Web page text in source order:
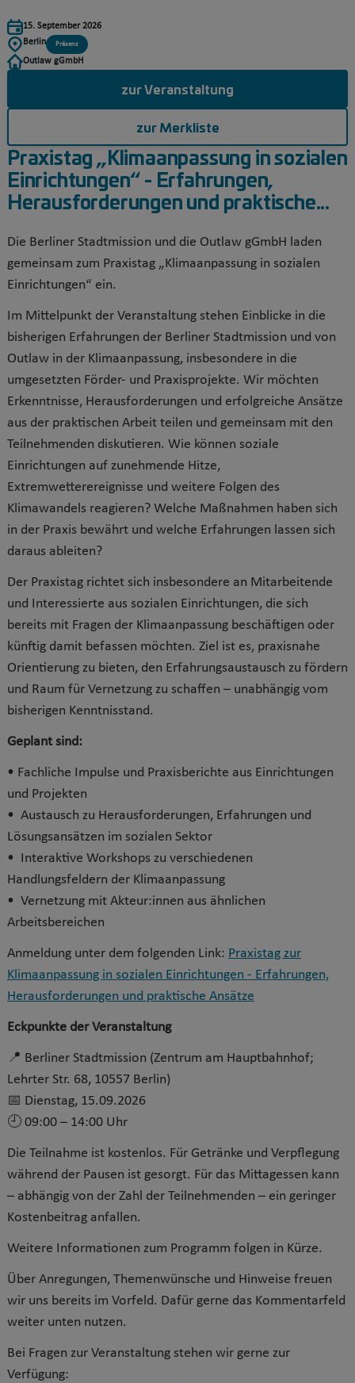
Praxistag „Klimaanpassung in sozialen
Einrichtungen“ - Erfahrungen,
Herausforderungen und praktische...
Die Berliner Stadtmission und die Outlaw gGmbH laden
gemeinsam zum Praxistag „Klimaanpassung in sozialen
Einrichtungen“ ein.
Im Mittelpunkt der Veranstaltung stehen Einblicke in die
bisherigen Erfahrungen der Berliner Stadtmission und von
Outlaw in der Klimaanpassung, insbesondere in die
umgesetzten Förder- und Praxisprojekte. Wir möchten
Erkenntnisse, Herausforderungen und erfolgreiche Ansätze
aus der praktischen Arbeit teilen und gemeinsam mit den
Teilnehmenden diskutieren. Wie können soziale
Einrichtungen auf zunehmende Hitze,
Extremwetterereignisse und weitere Folgen des
Klimawandels reagieren? Welche Maßnahmen haben sich
in der Praxis bewährt und welche Erfahrungen lassen sich
daraus ableiten?
Der Praxistag richtet sich insbesondere an Mitarbeitende
und Interessierte aus sozialen Einrichtungen, die sich
bereits mit Fragen der Klimaanpassung beschäftigen oder
künftig damit befassen möchten. Ziel ist es, praxisnahe
Orientierung zu bieten, den Erfahrungsaustausch zu fördern
und Raum für Vernetzung zu schaffen – unabhängig vom
bisherigen Kenntnisstand.
Geplant sind:
• Fachliche Impulse und Praxisberichte aus Einrichtungen
und Projekten
• Austausch zu Herausforderungen, Erfahrungen und
Lösungsansätzen im sozialen Sektor
• Interaktive Workshops zu verschiedenen
Handlungsfeldern der Klimaanpassung
• Vernetzung mit Akteur:innen aus ähnlichen
Arbeitsbereichen
Anmeldung unter dem folgenden Link: Praxistag zur
Klimaanpassung in sozialen Einrichtungen - Erfahrungen,
Herausforderungen und praktische Ansätze
Eckpunkte der Veranstaltung
📍 Berliner Stadtmission (Zentrum am Hauptbahnhof;
Lehrter Str. 68, 10557 Berlin)
📅 Dienstag, 15.09.2026
🕘 09:00 – 14:00 Uhr
Die Teilnahme ist kostenlos. Für Getränke und Verpflegung
während der Pausen ist gesorgt. Für das Mittagessen kann
– abhängig von der Zahl der Teilnehmenden – ein geringer
Kostenbeitrag anfallen.
Weitere Informationen zum Programm folgen in Kürze.
Über Anregungen, Themenwünsche und Hinweise freuen
wir uns bereits im Vorfeld. Dafür gerne das Kommentarfeld
weiter unten nutzen.
Bei Fragen zur Veranstaltung stehen wir gerne zur
Verfügung:
15. September 2026
Berlin
Präsenz
Outlaw gGmbH
zur Veranstaltung
zur Merkliste